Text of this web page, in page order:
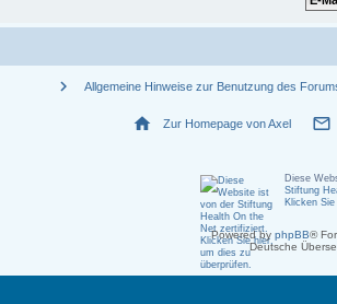
chevron_right Allgemeine Hinweise zur Benutzung des
home Zur Homepage von Axel mail_outline
Diese
Stiftung
Klicken
Powered by phpBB®
Deutsche